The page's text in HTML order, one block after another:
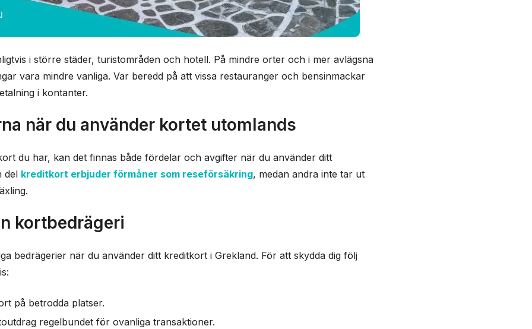
i större städer, turistområden och hotell. På mindre orter och i mer avlägsna
vara mindre vanliga. Var beredd på att vissa restauranger och bensinmackar
i kontanter.
när du använder kortet utomlands
du har, kan det finnas både fördelar och avgifter när du använder ditt
del kreditkort erbjuder förmåner som reseförsäkring, medan andra inte tar ut
kortbedrägeri
bedrägerier när du använder ditt kreditkort i Grekland. För att skydda dig följ
på betrodda platser.
regelbundet för ovanliga transaktioner.